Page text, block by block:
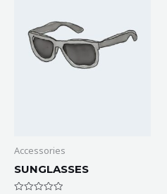
Accessories
SUNGLASSES